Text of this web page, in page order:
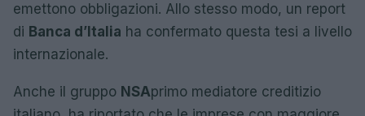
emettono obbligazioni. Allo stesso modo, un report
di Banca d’Italia ha confermato questa tesi a livello
internazionale.
Anche il gruppo NSAprimo mediatore creditizio